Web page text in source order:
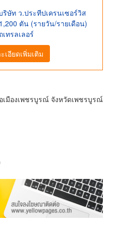
ริษัท ว.ประทีปเครนเซอร์วิส
ตัน (รายวัน/รายเดือน)
ทรลเลอร์
เอียดเพิ่มเติม
เมืองเพชรบูรณ์ จังหวัดเพชรบูรณ์